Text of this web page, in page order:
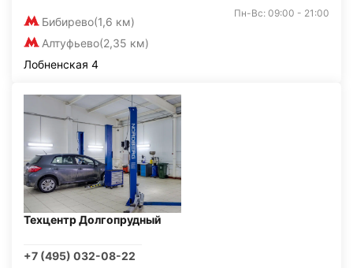
Бибирево(1,6 км)
Алтуфьево(2,35 км)
Пн-Вс: 09:00 - 21:00
Лобненская 4
Техцентр Долгопрудный
+7 (495) 032-08-22